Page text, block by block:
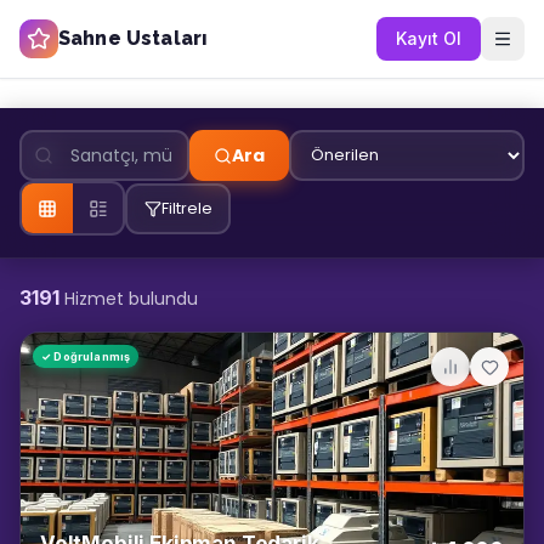
Sahne Ustaları Kayıt Ol
Ara
Filtrele
3191 Hizmet bulundu
✓ Doğrulanmış